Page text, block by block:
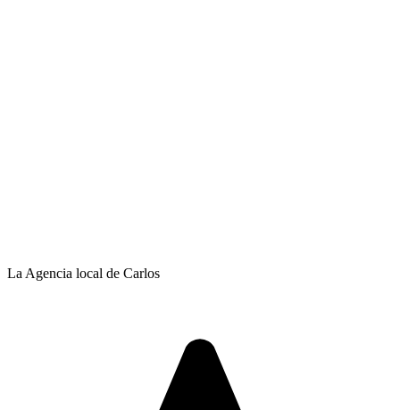
La Agencia local de Carlos